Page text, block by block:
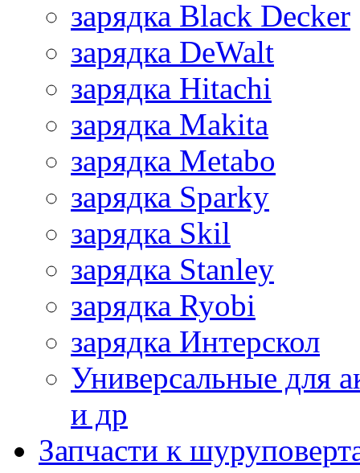
зарядка Black Decker
зарядка DeWalt
зарядка Hitachi
зарядка Makita
зарядка Metabo
зарядка Sparky
зарядка Skil
зарядка Stanley
зарядка Ryobi
зарядка Интерскол
Универсальные для
и др
Запчасти к